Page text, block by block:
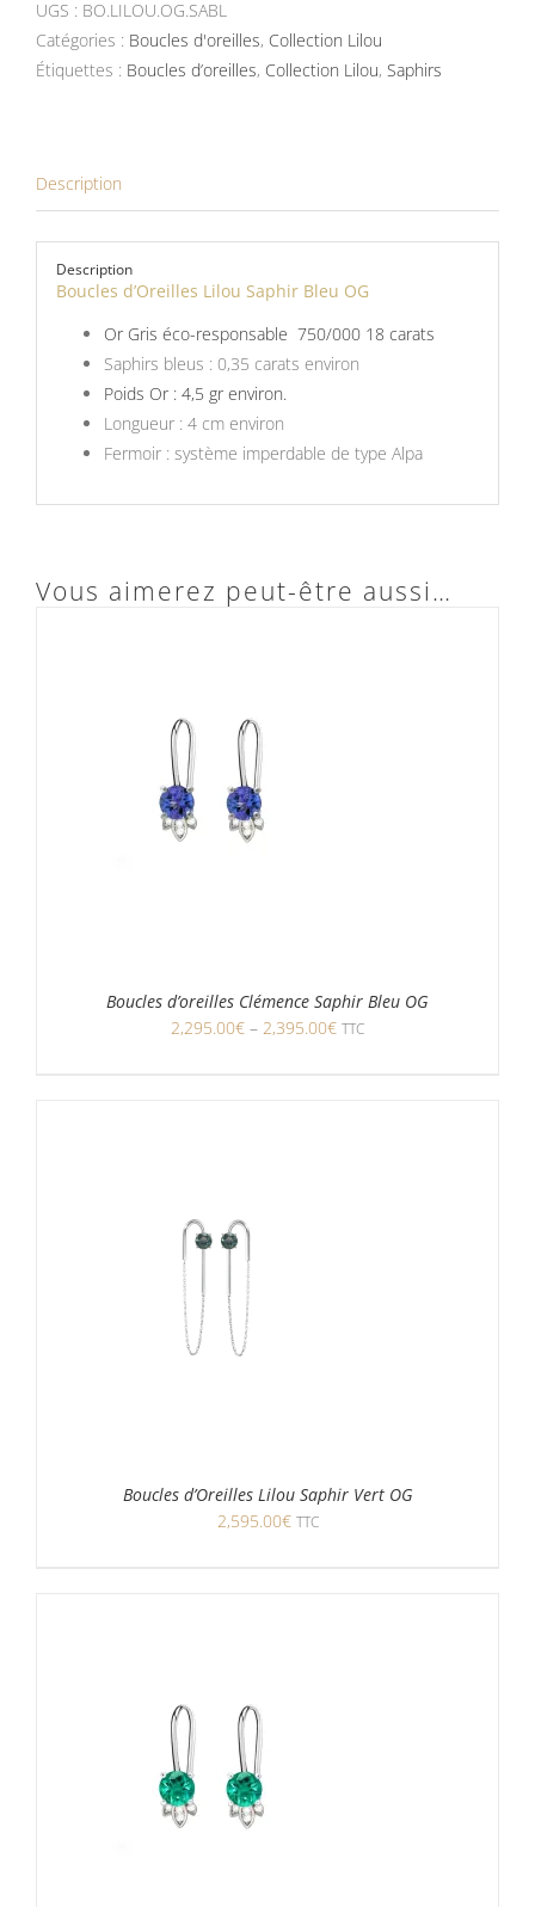
d’Oreilles
Lilou
Saphir
UGS : BO.LILOU.OG.SABL
Catégories : Boucles d'oreilles, Collection Lilou
Étiquettes : Boucles d’oreilles, Collection Lilou, Saphirs
Description
Description
Boucles d’Oreilles Lilou Saphir Bleu OG
Or Gris éco-responsable 750/000 18 carats
Saphirs bleus : 0,35 carats environ
Poids Or : 4,5 gr environ.
Longueur : 4 cm environ
Fermoir : système imperdable de type Alpa
Vous aimerez peut-être aussi…
Boucles d’oreilles Clémence Saphir Bleu OG
2,295.00€ – 2,395.00€ TTC
Boucles d’Oreilles Lilou Saphir Vert OG
2,595.00€ TTC